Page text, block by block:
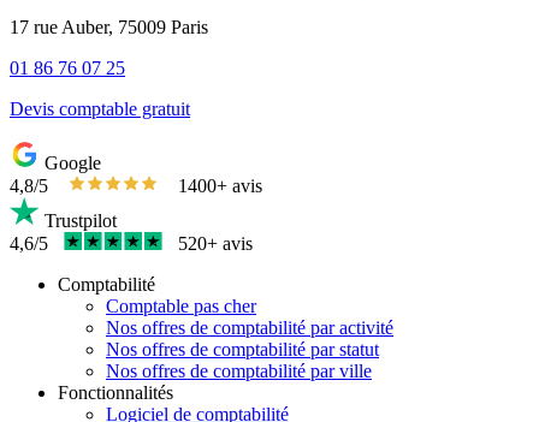
17 rue Auber, 75009 Paris
01 86 76 07 25
Devis comptable gratuit
Google
4,8/5
1400+ avis
Trustpilot
4,6/5
520+ avis
Comptabilité
Comptable pas cher
Nos offres de comptabilité par activité
Nos offres de comptabilité par statut
Nos offres de comptabilité par ville
Fonctionnalités
Logiciel de comptabilité